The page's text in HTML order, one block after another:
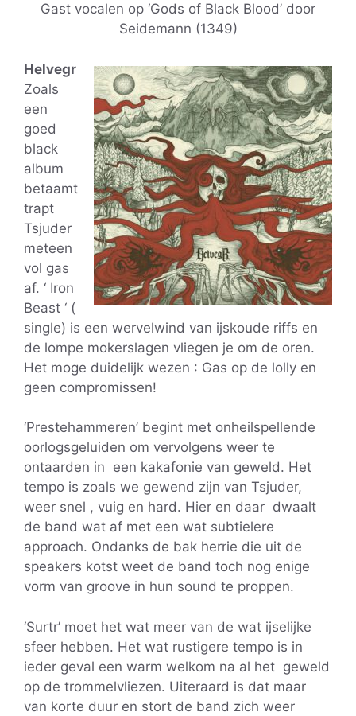
Gast vocalen op ‘Gods of Black Blood’ door
Seidemann (1349)
Helvegr
Zoals
een
goed
black
album
betaamt
trapt
Tsjuder
meteen
vol gas
af. ‘ Iron
Beast ‘ (
single) is een wervelwind van ijskoude riffs en
de lompe mokerslagen vliegen je om de oren.
Het moge duidelijk wezen : Gas op de lolly en
geen compromissen!
‘Prestehammeren’ begint met onheilspellende
oorlogsgeluiden om vervolgens weer te
ontaarden in een kakafonie van geweld. Het
tempo is zoals we gewend zijn van Tsjuder,
weer snel , vuig en hard. Hier en daar dwaalt
de band wat af met een wat subtielere
approach. Ondanks de bak herrie die uit de
speakers kotst weet de band toch nog enige
vorm van groove in hun sound te proppen.
‘Surtr’ moet het wat meer van de wat ijselijke
sfeer hebben. Het wat rustigere tempo is in
ieder geval een warm welkom na al het geweld
op de trommelvliezen. Uiteraard is dat maar
van korte duur en stort de band zich weer